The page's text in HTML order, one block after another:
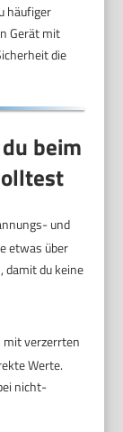
häufiger
Gerät mit
die
beim
und
etwas über
damit du keine
mit verzerrten
Werte.
nicht-